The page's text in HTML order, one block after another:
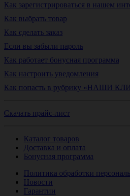
Как зарегистрироваться в нашем
Как выбрать товар
Как сделать заказ
Если вы забыли пароль
Как работает бонусная программа
Как настроить уведомления
Как попасть в рубрику «НАШИ
Скачать прайс-лист
Каталог товаров
Доставка и оплата
Бонусная программа
Политика обработки
Новости
Гарантии